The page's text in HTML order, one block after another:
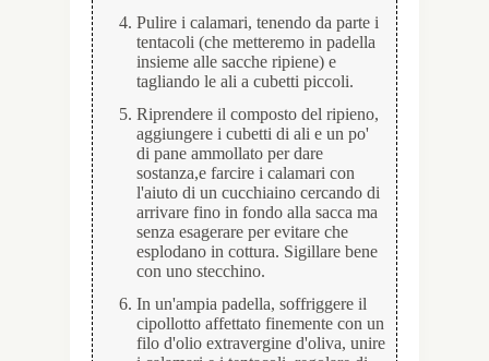
Pulire i calamari, tenendo da parte i
tentacoli (che metteremo in padella
insieme alle sacche ripiene) e
tagliando le ali a cubetti piccoli.
Riprendere il composto del ripieno,
aggiungere i cubetti di ali e un po'
di pane ammollato per dare
sostanza,e farcire i calamari con
l'aiuto di un cucchiaino cercando di
arrivare fino in fondo alla sacca ma
senza esagerare per evitare che
esplodano in cottura. Sigillare bene
con uno stecchino.
In un'ampia padella, soffriggere il
cipollotto affettato finemente con un
filo d'olio extravergine d'oliva, unire